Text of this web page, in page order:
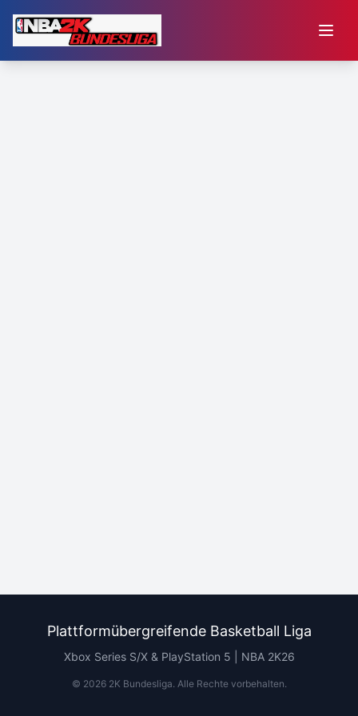
Plattformübergreifende Basketball Liga
Xbox Series S/X & PlayStation 5 | NBA 2K26
© 20262K Bundesliga. Alle Rechte vorbehalten.